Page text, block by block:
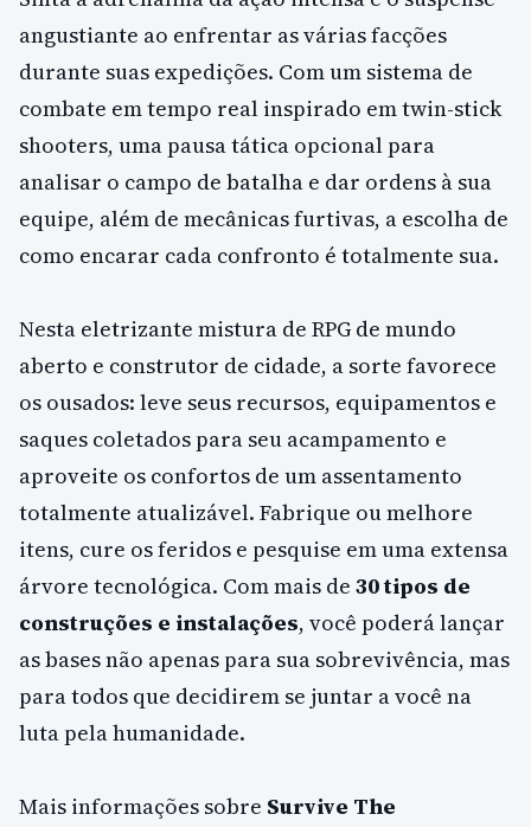
angustiante ao enfrentar as várias facções
durante suas expedições. Com um sistema de
combate em tempo real inspirado em twin-stick
shooters, uma pausa tática opcional para
analisar o campo de batalha e dar ordens à sua
equipe, além de mecânicas furtivas, a escolha de
como encarar cada confronto é totalmente sua.
Nesta eletrizante mistura de RPG de mundo
aberto e construtor de cidade, a sorte favorece
os ousados: leve seus recursos, equipamentos e
saques coletados para seu acampamento e
aproveite os confortos de um assentamento
totalmente atualizável. Fabrique ou melhore
itens, cure os feridos e pesquise em uma extensa
árvore tecnológica. Com mais de 30 tipos de
construções e instalações, você poderá lançar
as bases não apenas para sua sobrevivência, mas
para todos que decidirem se juntar a você na
luta pela humanidade.
Mais informações sobre Survive The